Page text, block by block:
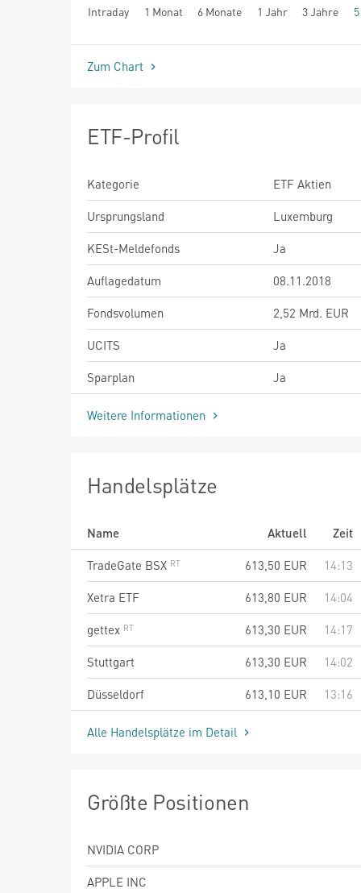
Intraday 1 Monat 6 Monate 1 Jahr 3 Jahre
seit Beginn
Zum Chart
ETF-Profil
Kategorie
ETF Aktien
Ursprungsland
Luxemburg
KESt-Meldefonds
Ja
Auflagedatum
08.11.2018
Fondsvolumen
2,52 Mrd. EUR
UCITS
Ja
Sparplan
Ja
Weitere Informationen
Handelsplätze
Name Aktuell
Zeit
TradeGate BSX
613,50 EUR
14:13
Xetra ETF
613,80 EUR
14:04
gettex
613,30 EUR
14:17
Stuttgart
613,30 EUR
14:02
Düsseldorf
613,10 EUR 13:16
Alle Handelsplätze im Detail
Größte Positionen
NVIDIA CORP
APPLE INC